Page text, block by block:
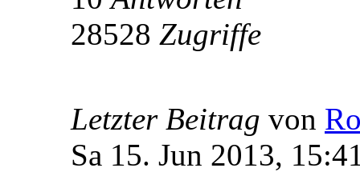
28528 Zugriffe
Letzter Beitrag von
Sa 15. Jun 2013,